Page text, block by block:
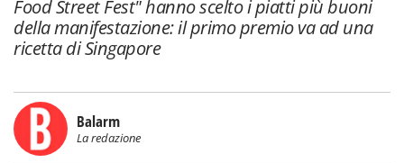
Food Street Fest" hanno scelto i piatti più buoni
della manifestazione: il primo premio va ad una
ricetta di Singapore
Balarm
La redazione